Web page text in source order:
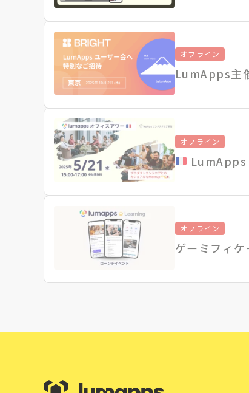
オフライン
LumApps主
オフライン
LumApps
オフライン
ゲーミフィ